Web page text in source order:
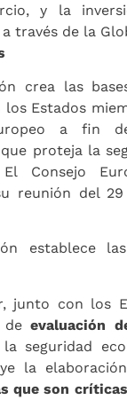
y la
través de la
crea las
Estados
a fin
proteja la
Consejo
reunión del
establece
junto con los
deevaluación
seguridad
la
que son